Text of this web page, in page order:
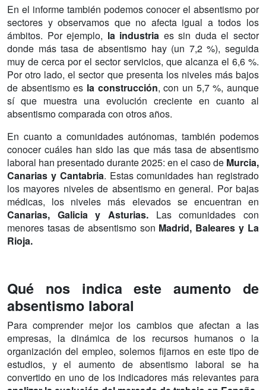
En el informe también podemos conocer el absentismo por
sectores y observamos que no afecta igual a todos los
ámbitos. Por ejemplo, la industria es sin duda el sector
donde más tasa de absentismo hay (un 7,2 %), seguida
muy de cerca por el sector servicios, que alcanza el 6,6 %.
Por otro lado, el sector que presenta los niveles más bajos
de absentismo es la construcción, con un 5,7 %, aunque
sí que muestra una evolución creciente en cuanto al
absentismo comparada con otros años.
En cuanto a comunidades autónomas, también podemos
conocer cuáles han sido las que más tasa de absentismo
laboral han presentado durante 2025: en el caso de Murcia,
Canarias y Cantabria. Estas comunidades han registrado
los mayores niveles de absentismo en general. Por bajas
médicas, los niveles más elevados se encuentran en
Canarias, Galicia y Asturias. Las comunidades con
menores tasas de absentismo son Madrid, Baleares y La
Rioja.
Qué nos indica este aumento de
absentismo laboral
Para comprender mejor los cambios que afectan a las
empresas, la dinámica de los recursos humanos o la
organización del empleo, solemos fijarnos en este tipo de
estudios, y el aumento de absentismo laboral se ha
convertido en uno de los indicadores más relevantes para